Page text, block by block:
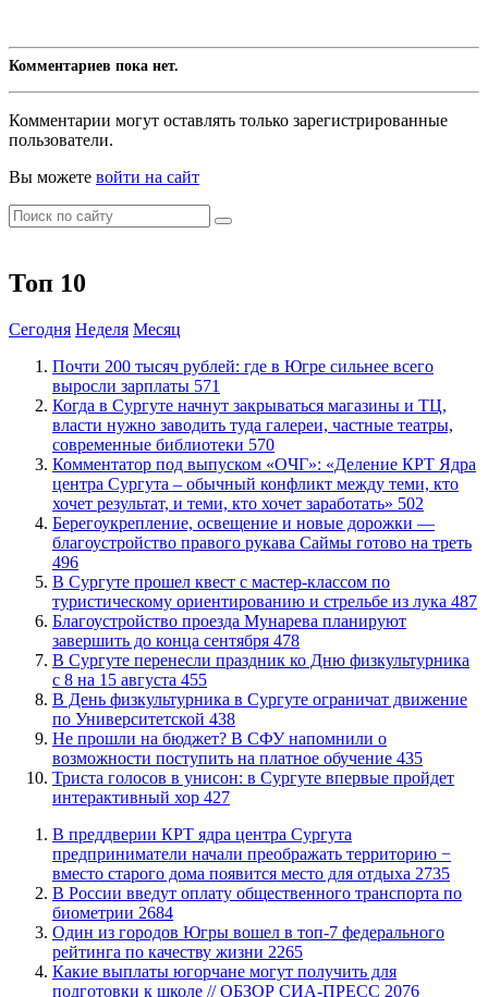
Комментариев пока нет.
Комментарии могут оставлять только зарегистрированные
пользователи.
Вы можете войти на сайт
Топ 10
Сегодня Неделя Месяц
​Почти 200 тысяч рублей: где в Югре сильнее всего
выросли зарплаты 571
​Когда в Сургуте начнут закрываться магазины и ТЦ,
власти нужно заводить туда галереи, частные театры,
современные библиотеки 570
​Комментатор под выпуском «ОЧГ»: «Деление КРТ Ядра
центра Сургута – обычный конфликт между теми, кто
хочет результат, и теми, кто хочет заработать» 502
Берегоукрепление, освещение и новые дорожки —
благоустройство правого рукава Саймы готово на треть
496
В Сургуте прошел квест с мастер-классом по
туристическому ориентированию и стрельбе из лука 487
Благоустройство проезда Мунарева планируют
завершить до конца сентября 478
​В Сургуте перенесли праздник ко Дню физкультурника
с 8 на 15 августа 455
​В День физкультурника в Сургуте ограничат движение
по Университетской 438
Не прошли на бюджет? В СФУ напомнили о
возможности поступить на платное обучение 435
​Триста голосов в унисон: в Сургуте впервые пройдет
интерактивный хор 427
​В преддверии КРТ ядра центра Сургута
предприниматели начали преображать территорию −
вместо старого дома появится место для отдыха 2735
В России введут оплату общественного транспорта по
биометрии 2684
Один из городов Югры вошел в топ-7 федерального
рейтинга по качеству жизни 2265
Какие выплаты югорчане могут получить для
подготовки к школе // ОБЗОР СИА-ПРЕСС 2076